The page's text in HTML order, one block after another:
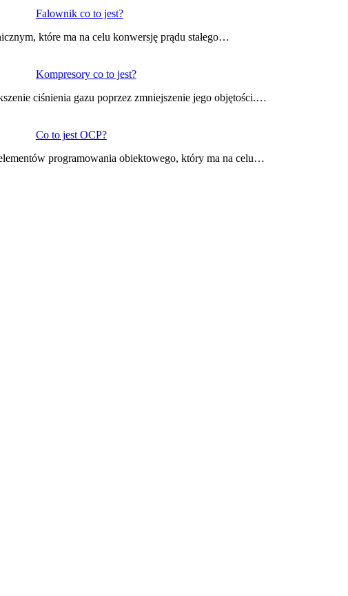
Falownik co to jest?
które ma na celu konwersję prądu stałego…
Kompresory co to jest?
ciśnienia gazu poprzez zmniejszenie jego objętości.…
Co to jest OCP?
programowania obiektowego, który ma na celu…